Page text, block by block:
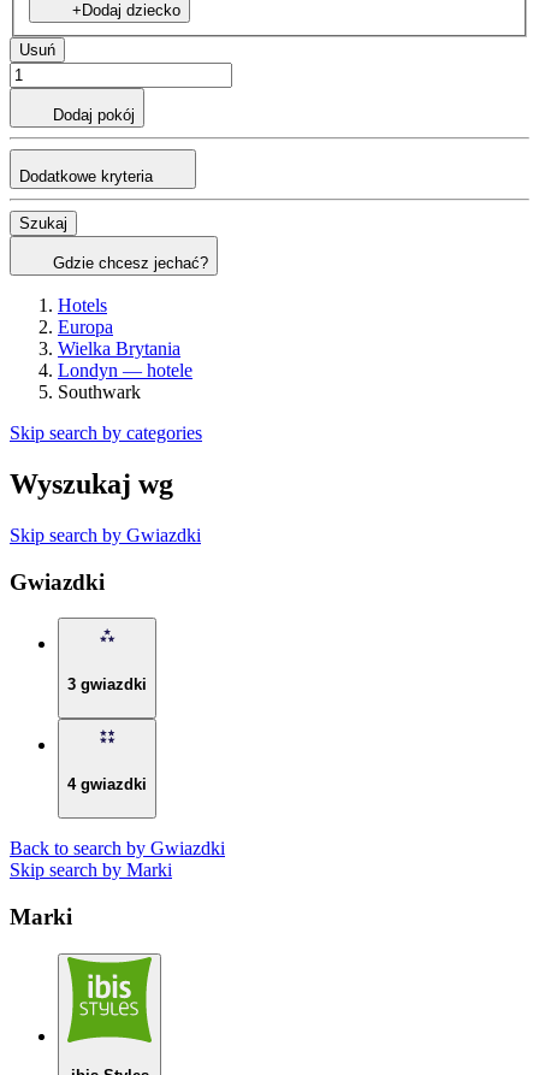
+Dodaj dziecko
Usuń
Dodaj pokój
Dodatkowe kryteria
Szukaj
Gdzie chcesz jechać?
Hotels
Europa
Wielka Brytania
Londyn — hotele
Southwark
Skip search by categories
Wyszukaj wg
Skip search by Gwiazdki
Gwiazdki
3 gwiazdki
4 gwiazdki
Back to search by Gwiazdki
Skip search by Marki
Marki